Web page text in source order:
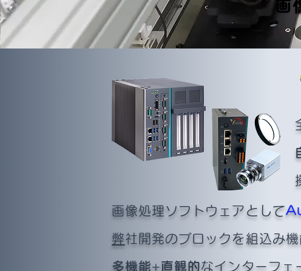
画像処理ソフトウェアとして
弊社開発のブロックを組込み機
多機能+直観的なインターフェ